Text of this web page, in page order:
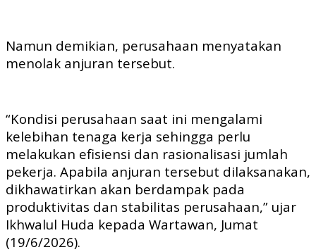
Namun demikian, perusahaan menyatakan
menolak anjuran tersebut.
“Kondisi perusahaan saat ini mengalami
kelebihan tenaga kerja sehingga perlu
melakukan efisiensi dan rasionalisasi jumlah
pekerja. Apabila anjuran tersebut dilaksanakan,
dikhawatirkan akan berdampak pada
produktivitas dan stabilitas perusahaan,” ujar
Ikhwalul Huda kepada Wartawan, Jumat
(19/6/2026).